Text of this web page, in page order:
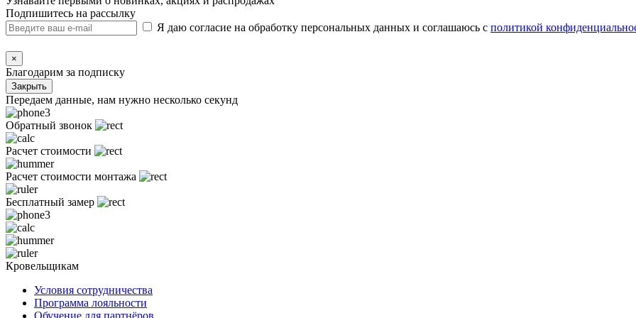
Подпишитесь на рассылку
Я даю согласие на обработку персональных данных и соглашаюсь с политикой
×
Благодарим за подписку
Закрыть
Передаем данные, нам нужно несколько секунд
Обратный звонок
Расчет стоимости
Расчет стоимости монтажа
Бесплатный замер
Кровельщикам
Условия сотрудничества
Программа лояльности